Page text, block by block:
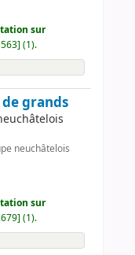
sur
(1).
grands
neuchâtelois
sur
(1).